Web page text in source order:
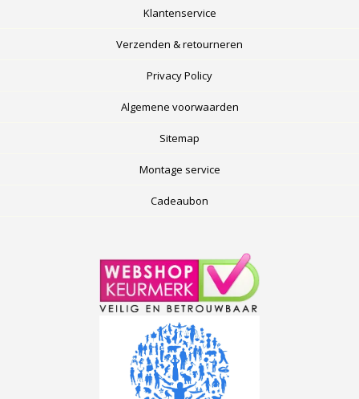
Klantenservice
Verzenden & retourneren
Privacy Policy
Algemene voorwaarden
Sitemap
Montage service
Cadeaubon